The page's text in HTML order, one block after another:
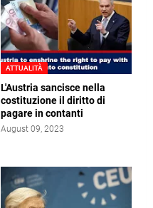
ATTUALITÀ
L'Austria sancisce nella
costituzione il diritto di
pagare in contanti
August 09, 2023